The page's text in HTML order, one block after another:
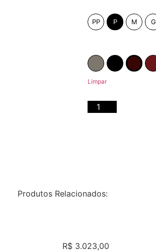
PP P M G
Fendi Preto Pinhão
Limpar
Produtos Relacionados:
R$ 3.023,00